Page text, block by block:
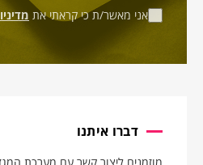
אני מאשר/ת כי קראתי את
דברו איתנו